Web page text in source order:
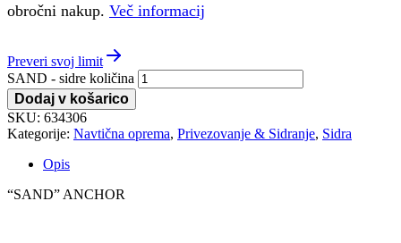
obročni nakup. Več informacij
Preveri svoj limit
SAND - sidre količina
Dodaj v košarico
SKU: 634306
Kategorije: Navtična oprema, Privezovanje & Sidranje, Sidra
Opis
“SAND” ANCHOR